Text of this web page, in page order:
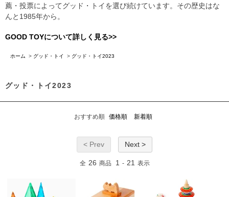
薦・投票によってグッド・トイを選び続けています。その歴史はな
んと1985年から。
GOOD TOYについて詳しく見る>>
ホーム > グッド・トイ > グッド・トイ2023
グッド・トイ2023
おすすめ順 価格順 新着順
< Prev Next >
全 26 商品 1 - 21 表示